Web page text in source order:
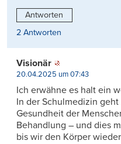
Antworten
2 Antworten
Visionär
20.04.2025 um 07:43
Ich erwähne es halt ein
In der Schulmedizin
Gesundheit der
Behandlung – und dies
bis wir den Körper